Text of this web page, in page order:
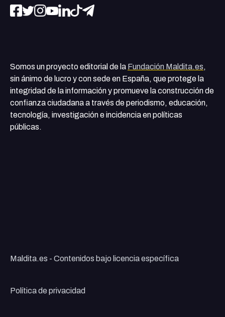
Somos un proyecto editorial de la Fundación Maldita.es,
sin ánimo de lucro y con sede en España, que protege la
integridad de la información y promueve la construcción de
confianza ciudadana a través de periodismo, educación,
tecnología, investigación e incidencia en políticas
públicas.
Maldita.es - Contenidos bajo licencia específica
Política de privacidad